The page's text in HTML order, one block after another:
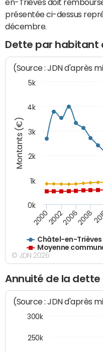
en-Trièves doit
présentée ci-dessus
décembre.
Dette par habitant
Montants (€)
(Source : JDN d'après
Châtel-en-Trièves
Moyenne
2000200220062008
0k
1k
2k
3k
4k
5k
© JDN 2026
Annuité de la
(Source : JDN d'après
250k
300k